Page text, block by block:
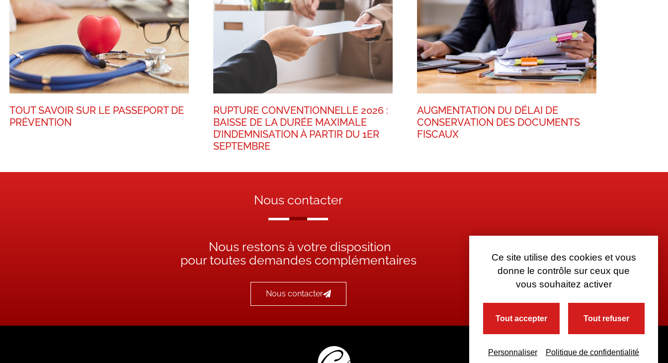
TOUT SAVOIR SUR LE PASSEPORT DE
PRÉVENTION
RUPTURE CONVENTIONNELLE 2026 :
BAISSE DE LA DURÉE MAXIMALE
D’INDEMNISATION À PARTIR DU 1ER
SEPTEMBRE
AUGMENTATION DU DÉLAI DE
CONSERVATION DES DOCUMENTS
FISCAUX
Nous contacter
Nous restons à votre disposition
pour toutes demandes complémentaires
Nous contacter
Ce site utilise des cookies et vous
donne le contrôle sur ceux que
vous souhaitez activer
Tout accepter Tout refuser
Personnaliser Politique de confidentialité